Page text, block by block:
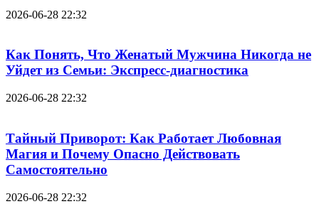
2026-06-28 22:32
Как Понять, Что Женатый Мужчина Никогда не
Уйдет из Семьи: Экспресс-диагностика
2026-06-28 22:32
Тайный Приворот: Как Работает Любовная
Магия и Почему Опасно Действовать
Самостоятельно
2026-06-28 22:32